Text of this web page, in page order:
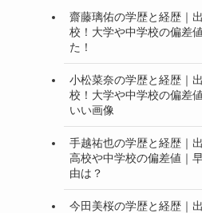
齋藤璃佑の学歴と経歴｜
校！大学や中学校の偏差
た！
小松菜奈の学歴と経歴｜
校！大学や中学校の偏差
いい画像
手越祐也の学歴と経歴｜
高校や中学校の偏差値｜
由は？
今田美桜の学歴と経歴｜